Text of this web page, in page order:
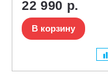
22 990 р.
В корзину